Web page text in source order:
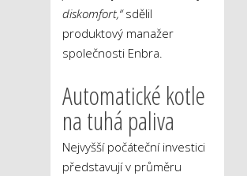
diskomfort,“sdělil
produktový manažer
společnosti Enbra.
Automatické kotle
na tuhá paliva
Nejvyšší počáteční investici
představují v průměru